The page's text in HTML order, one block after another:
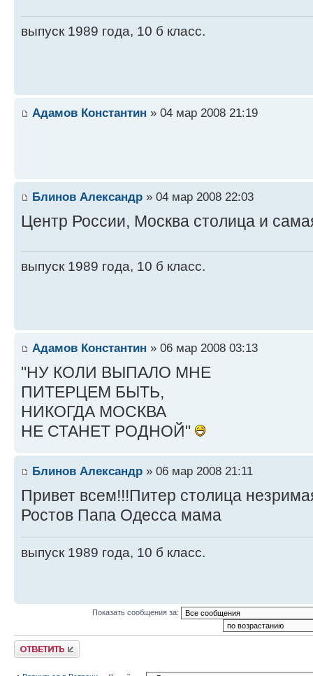
выпуск 1989 года, 10 б класс.
Адамов Константин » 04 мар 2008 21:19
Блинов Александр » 04 мар 2008 22:03
Центр России, Москва столица и
выпуск 1989 года, 10 б класс.
Адамов Константин » 06 мар 2008 03:13
"НУ КОЛИ ВЫПАЛО МНЕ
ПИТЕРЦЕМ БЫТЬ,
НИКОГДА МОСКВА
НЕ СТАНЕТ РОДНОЙ"
Блинов Александр » 06 мар 2008 21:11
Привет всем!!!Питер столица
Ростов Папа Одесса мама
выпуск 1989 года, 10 б класс.
Показать сообщения за:
Ответить